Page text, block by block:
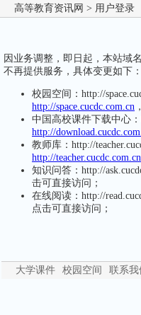
高等教育资讯网 > 用户登录
因业务调整，即日起，本站域
不再提供服务，具体变更如下：
校园空间：http://
http://space.cucdc.com.cn
中国高校课件下载中心：
http://
教师库：http://
http://teacher.cucdc.com.cn
知识问答：http://
击可直接访问；
在线阅读：http://
点击可直接访问；
大学课件 校园空间 联系我